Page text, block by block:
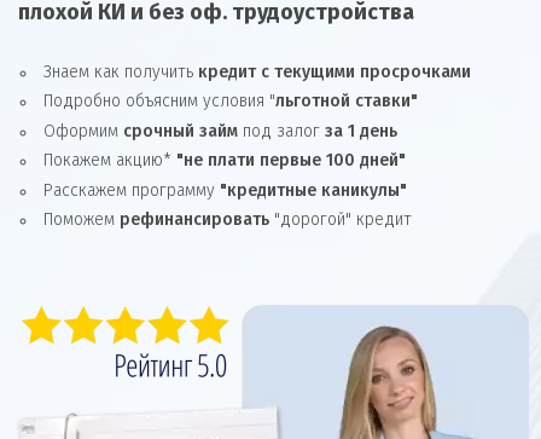
плохой КИ и без оф. трудоустройства
Знаем как получить кредит с текущими просрочками
Подробно объясним условия "льготной ставки"
Оформим срочный займ под залог за 1 день
Покажем акцию* "не плати первые 100 дней"
Расскажем программу "кредитные каникулы"
Поможем рефинансировать "дорогой" кредит